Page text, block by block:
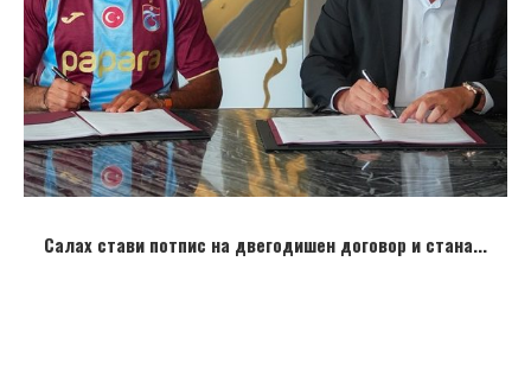
Салах стави потпис на двегодишен договор и стана...